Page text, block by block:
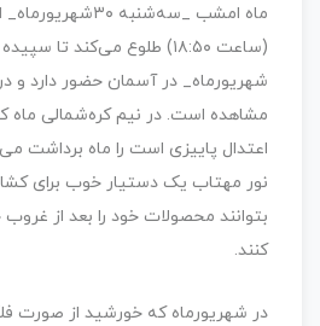
ماه امشب _سه‌شنبه
شهریورماه_ در آسمان حضور دارد و در
مشاهده است. در نیم کره‌شمالی ماه
اعتدال پاییزی است را ماه برداشت
نور مهتاب یک دستیار خوب برای
بتوانند محصولات خود را بعد از
کنند.
در شهریورماه که خورشید از صورت